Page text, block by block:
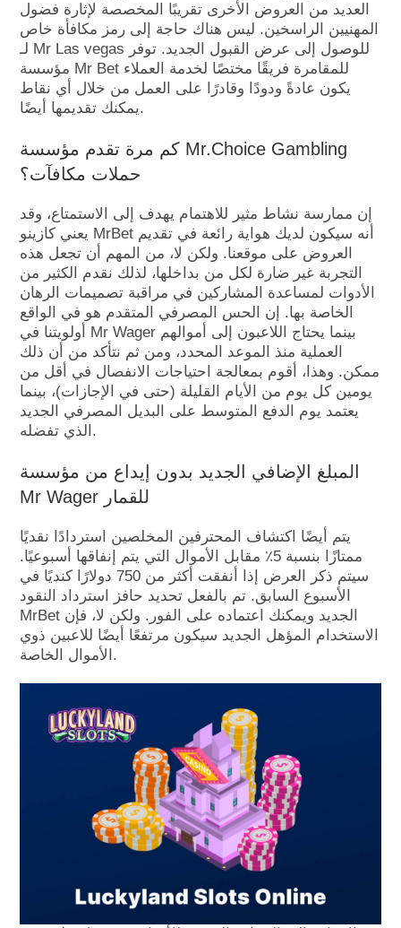
العديد من العروض الأخرى تقريبًا المخصصة لإثارة فضول
المهنيين الراسخين. ليس هناك حاجة إلى رمز مكافأة خاص
لـ Mr Las vegas للوصول إلى عرض القبول الجديد. توفر
مؤسسة Mr Bet للمقامرة فريقًا مختصًا لخدمة العملاء
يكون عادةً ودودًا وقادرًا على العمل من خلال أي نقاط
يمكنك تقديمها أيضًا.
كم مرة تقدم مؤسسة Mr.Choice Gambling
حملات مكافآت؟
إن ممارسة نشاط مثير للاهتمام يهدف إلى الاستمتاع، وقد
يعني كازينو MrBet أنه سيكون لديك هواية رائعة في تقديم
العروض على موقعنا. ولكن لا، من المهم أن تجعل هذه
التجربة غير ضارة لكل من بداخلها، لذلك نقدم الكثير من
الأدوات لمساعدة المشاركين في مراقبة تصميمات الرهان
الخاصة بها. إن الحس المصرفي المتقدم هو في الواقع
أولويتنا في Mr Wager بينما يحتاج اللاعبون إلى أموالهم
العملية منذ الموعد المحدد، ومن ثم نتأكد من أن ذلك
ممكن. وهذا، أقوم بمعالجة احتياجات الانفصال في أقل من
يومين كل يوم من الأيام القليلة (حتى في الإجازات)، بينما
يعتمد يوم الدفع المتوسط ​​على البديل المصرفي الجديد
الذي تفضله.
المبلغ الإضافي الجديد بدون إيداع من مؤسسة
Mr Wager للقمار
يتم أيضًا اكتشاف المحترفين المخلصين استردادًا نقديًا
ممتازًا بنسبة 5٪ مقابل الأموال التي يتم إنفاقها أسبوعيًا.
سيتم ذكر العرض إذا أنفقت أكثر من 750 دولارًا كنديًا في
الأسبوع السابق. تم بالفعل تحديد حافز استرداد النقود
MrBet الجديد ويمكنك اعتماده على الفور. ولكن لا، فإن
الاستخدام المؤهل الجديد سيكون مرتفعًا أيضًا للاعبين ذوي
الأموال الخاصة.